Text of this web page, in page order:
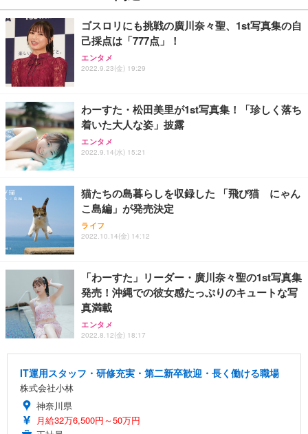
ゴスロリにも挑戦の廣川奈々聖、1st写真集の自
己採点は「777点」！
エンタメ
2022.9.23(金) 19:29
わーすた・松田美里が1st写真集！「珍しく落ち
着いた大人な姿」披露
エンタメ
2022.9.14(水) 15:21
猫たちの島暮らしを収録した 「飛び猫 にゃん
こ島編」が発売決定
ライフ
2022.10.14(金) 14:12
「わーすた」リーダー・廣川奈々聖の1st写真集
発売！沖縄での彼女感たっぷりのキュートな写
真満載
エンタメ
2022.8.12(金) 18:17
IT運用スタッフ・研修充実・第二新卒歓迎・長く働ける職場
株式会社小林
神奈川県
月給32万6,500円～50万円